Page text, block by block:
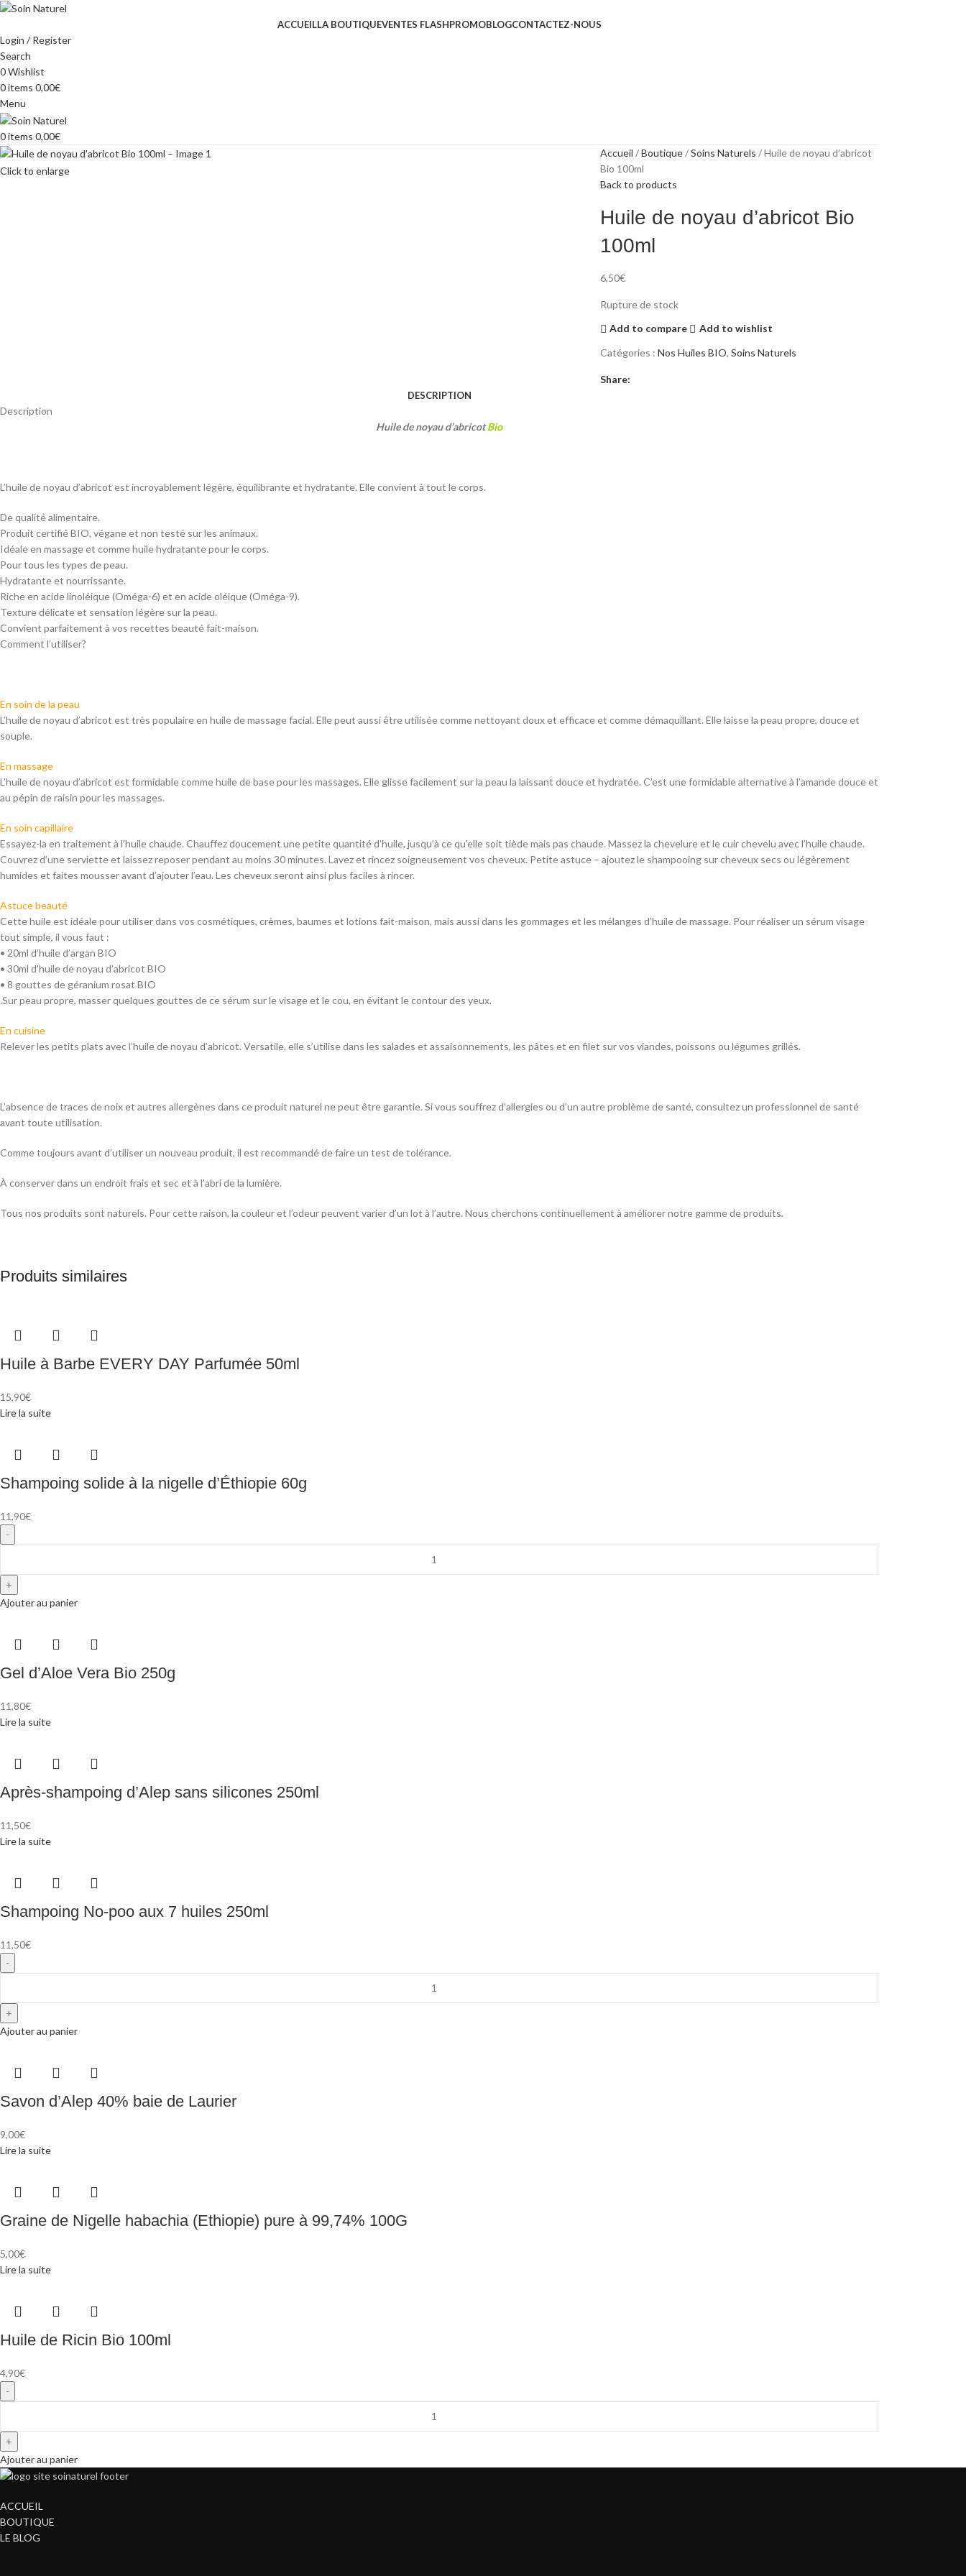
ACCUEILLA BOUTIQUEVENTES FLASHPROMOBLOGCONTACTEZ-NOUS
Login / Register
Search
0Wishlist
0items 0,00€
Menu
0items 0,00€
Click to enlarge
Accueil Boutique Soins Naturels
Huile de noyau d’abricot
Bio 100ml
Back to products
Huile de noyau d’abricot Bio
100ml
6,50€
Rupture de stock
Add to compare
Add to wishlist
Catégories : Nos Huiles BIO, Soins Naturels
Share:
DESCRIPTION
Description
Huile de noyau d’abricotBio
L’huile de noyau d’abricot est incroyablement légère, équilibrante et hydratante. Elle convient à tout le corps.
De qualité alimentaire.
Produit certifié BIO, végane et non testé sur les animaux.
Idéale en massage et comme huile hydratante pour le corps.
Pour tous les types de peau.
Hydratante et nourrissante.
Riche en acide linoléique (Oméga-6) et en acide oléique (Oméga-9).
Texture délicate et sensation légère sur la peau.
Convient parfaitement à vos recettes beauté fait-maison.
Comment l’utiliser?
En soin de la peau
L’huile de noyau d’abricot est très populaire en huile de massage facial. Elle peut aussi être utilisée comme nettoyant doux et efficace et comme démaquillant. Elle laisse la peau propre, douce et
souple.
En massage
L’huile de noyau d’abricot est formidable comme huile de base pour les massages. Elle glisse facilement sur la peau la laissant douce et hydratée. C’est une formidable alternative à l’amande douce et
au pépin de raisin pour les massages.
En soin capillaire
Essayez-la en traitement à l’huile chaude. Chauffez doucement une petite quantité d’huile, jusqu’à ce qu’elle soit tiède mais pas chaude. Massez la chevelure et le cuir chevelu avec l’huile chaude.
Couvrez d’une serviette et laissez reposer pendant au moins 30 minutes. Lavez et rincez soigneusement vos cheveux. Petite astuce – ajoutez le shampooing sur cheveux secs ou légèrement
humides et faites mousser avant d’ajouter l’eau. Les cheveux seront ainsi plus faciles à rincer.
Astuce beauté
Cette huile est idéale pour utiliser dans vos cosmétiques, crèmes, baumes et lotions fait-maison, mais aussi dans les gommages et les mélanges d’huile de massage. Pour réaliser un sérum visage
tout simple, il vous faut :
• 20ml d’huile d’argan BIO
• 30ml d’huile de noyau d’abricot BIO
• 8 gouttes de géranium rosat BIO
.Sur peau propre, masser quelques gouttes de ce sérum sur le visage et le cou, en évitant le contour des yeux.
En cuisine
Relever les petits plats avec l’huile de noyau d’abricot. Versatile, elle s’utilise dans les salades et assaisonnements, les pâtes et en filet sur vos viandes, poissons ou légumes grillés.
L’absence de traces de noix et autres allergènes dans ce produit naturel ne peut être garantie. Si vous souffrez d’allergies ou d’un autre problème de santé, consultez un professionnel de santé
avant toute utilisation.
Comme toujours avant d’utiliser un nouveau produit, il est recommandé de faire un test de tolérance.
À conserver dans un endroit frais et sec et à l’abri de la lumière.
Tous nos produits sont naturels. Pour cette raison, la couleur et l’odeur peuvent varier d’un lot à l’autre. Nous cherchons continuellement à améliorer notre gamme de produits.
Produits similaires
Huile à Barbe EVERY DAY Parfumée 50ml
15,90€
Lire la suite
Shampoing solide à la nigelle d’Éthiopie 60g
11,90€
Ajouter au panier
Gel d’Aloe Vera Bio 250g
11,80€
Lire la suite
Après-shampoing d’Alep sans silicones 250ml
11,50€
Lire la suite
Shampoing No-poo aux 7 huiles 250ml
11,50€
Ajouter au panier
Savon d’Alep 40% baie de Laurier
9,00€
Lire la suite
Graine de Nigelle habachia (Ethiopie) pure à 99,74% 100G
5,00€
Lire la suite
Huile de Ricin Bio 100ml
4,90€
Ajouter au panier
ACCUEIL
BOUTIQUE
LE BLOG